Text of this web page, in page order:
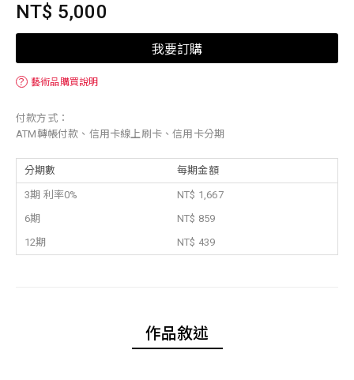
NT$ 5,000
我要訂購
？ 藝術品購買說明
付款方式：
ATM轉帳付款、信用卡線上刷卡、信用卡分期
分期數 每期金額
3期 利率0%
NT$ 1,667
6期
NT$ 859
12期
NT$ 439
作品敘述